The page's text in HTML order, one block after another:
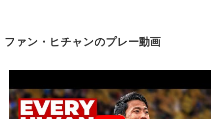
ファン・ヒチャンのプレー動画